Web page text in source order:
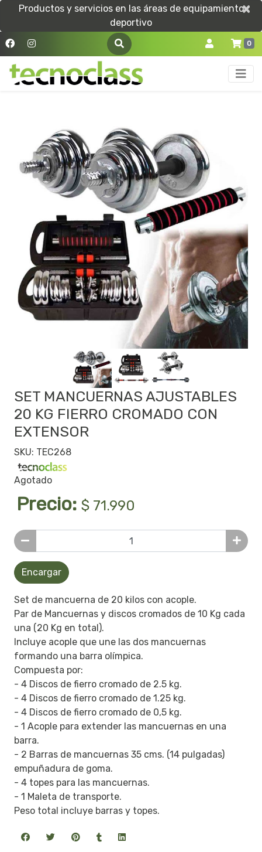
Productos y servicios en las áreas de equipamiento
deportivo
×
×
0
SET MANCUERNAS AJUSTABLES
20 KG FIERRO CROMADO CON
EXTENSOR
SKU: TEC268
Agotado
Precio: $ 71.990
Encargar
Set de mancuerna de 20 kilos con acople.
Par de Mancuernas y discos cromados de 10 Kg cada
una (20 Kg en total).
Incluye acople que une las dos mancuernas
formando una barra olímpica.
Compuesta por:
- 4 Discos de fierro cromado de 2.5 kg.
- 4 Discos de fierro cromado de 1.25 kg.
- 4 Discos de fierro cromado de 0,5 kg.
- 1 Acople para extender las mancuernas en una
barra.
- 2 Barras de mancuernas 35 cms. (14 pulgadas)
empuñadura de goma.
- 4 topes para las mancuernas.
- 1 Maleta de transporte.
Peso total incluye barras y topes.